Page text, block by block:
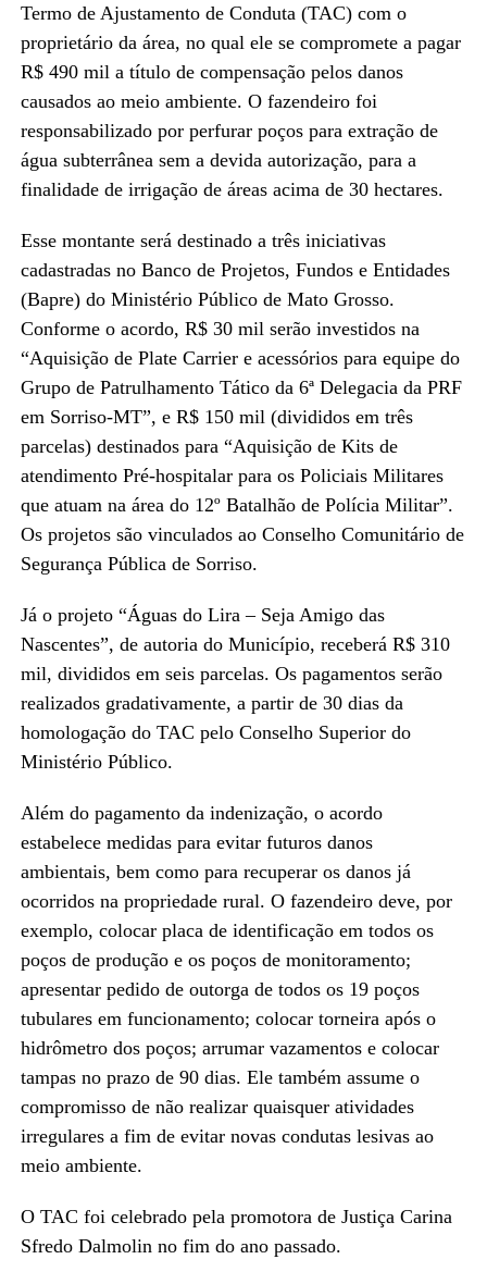
Termo de Ajustamento de Conduta (TAC) com o
proprietário da área, no qual ele se compromete a pagar
R$ 490 mil a título de compensação pelos danos
causados ao meio ambiente. O fazendeiro foi
responsabilizado por perfurar poços para extração de
água subterrânea sem a devida autorização, para a
finalidade de irrigação de áreas acima de 30 hectares.
Esse montante será destinado a três iniciativas
cadastradas no Banco de Projetos, Fundos e Entidades
(Bapre) do Ministério Público de Mato Grosso.
Conforme o acordo, R$ 30 mil serão investidos na
“Aquisição de Plate Carrier e acessórios para equipe do
Grupo de Patrulhamento Tático da 6ª Delegacia da PRF
em Sorriso-MT”, e R$ 150 mil (divididos em três
parcelas) destinados para “Aquisição de Kits de
atendimento Pré-hospitalar para os Policiais Militares
que atuam na área do 12º Batalhão de Polícia Militar”.
Os projetos são vinculados ao Conselho Comunitário de
Segurança Pública de Sorriso.
Já o projeto “Águas do Lira – Seja Amigo das
Nascentes”, de autoria do Município, receberá R$ 310
mil, divididos em seis parcelas. Os pagamentos serão
realizados gradativamente, a partir de 30 dias da
homologação do TAC pelo Conselho Superior do
Ministério Público.
Além do pagamento da indenização, o acordo
estabelece medidas para evitar futuros danos
ambientais, bem como para recuperar os danos já
ocorridos na propriedade rural. O fazendeiro deve, por
exemplo, colocar placa de identificação em todos os
poços de produção e os poços de monitoramento;
apresentar pedido de outorga de todos os 19 poços
tubulares em funcionamento; colocar torneira após o
hidrômetro dos poços; arrumar vazamentos e colocar
tampas no prazo de 90 dias. Ele também assume o
compromisso de não realizar quaisquer atividades
irregulares a fim de evitar novas condutas lesivas ao
meio ambiente.
O TAC foi celebrado pela promotora de Justiça Carina
Sfredo Dalmolin no fim do ano passado.